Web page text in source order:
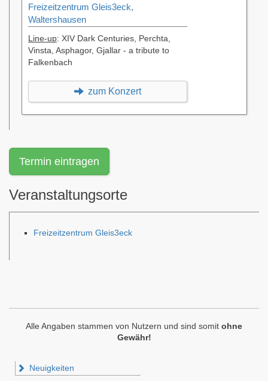
Freizeitzentrum Gleis3eck,
Waltershausen
Line-up: XIV Dark Centuries, Perchta,
Vinsta, Asphagor, Gjallar - a tribute to
Falkenbach
zum Konzert
Termin eintragen
Veranstaltungsorte
Freizeitzentrum Gleis3eck
Alle Angaben stammen von Nutzern und sind somit ohne
Gewähr!
Neuigkeiten